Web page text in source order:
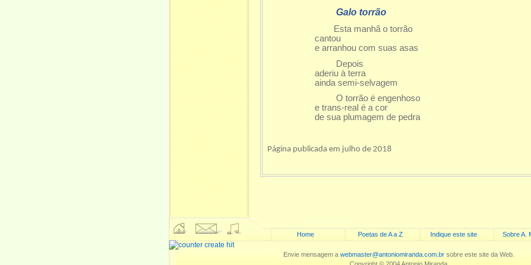
Galo torrão
Esta manhã o torrão
cantou
e arranhou com suas asas
Depois
aderiu à terra
ainda semi-selvagem
O torrão é engenhoso
e trans-real é a cor
de sua plumagem de pedra
Página publicada em julho de 2018
Home Poetas de A a Z Indique este site Sobre A.
Envie mensagem a webmaster@antoniomiranda.com.brsobre este site da Web.